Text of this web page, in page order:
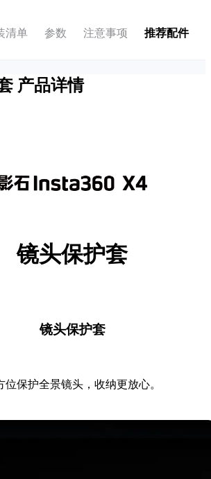
清单 参数 注意事项 推荐配件
产品详情
镜头保护套
镜头保护套
位保护全景镜头，收纳更放心。